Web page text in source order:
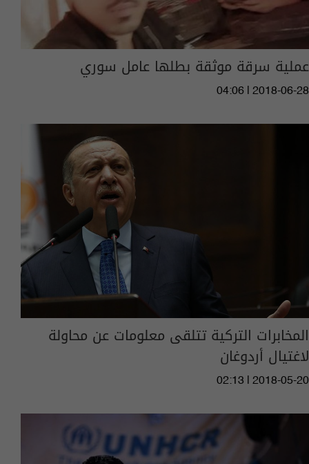
عملية سرقة موثقة بطلها عامل سوري
04:06 | 2018-06-28
المخابرات التركية تتلقى معلومات عن محاولة
لاغتيال أردوغان
02:13 | 2018-05-20